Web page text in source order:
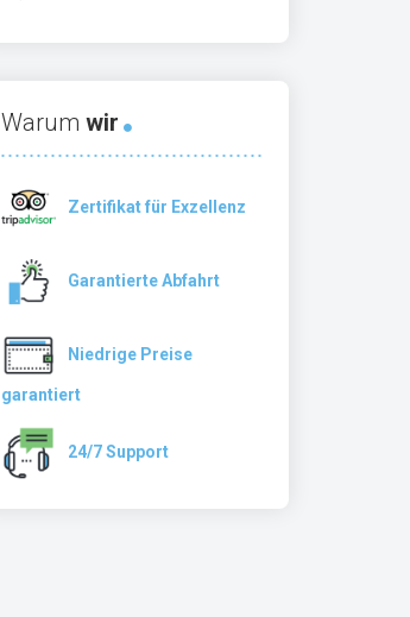
Warum wir
Zertifikat für Exzellenz
Garantierte Abfahrt
Niedrige Preise
garantiert
24/7 Support